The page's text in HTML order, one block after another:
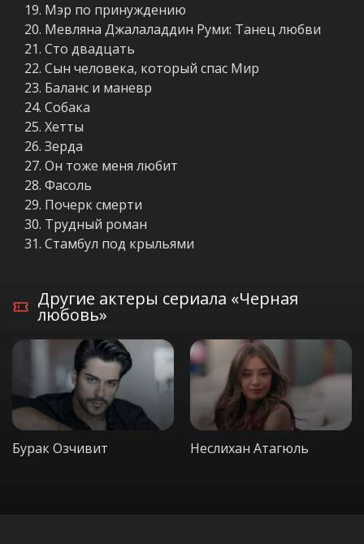
Мэр по принуждению
Мевляна Джалаладдин Руми: Танец любви
Сто двадцать
Сын человека, который спас Мир
Баланс и маневр
Собака
Хетты
Зерда
Он тоже меня любит
Фасоль
Почерк смерти
Трудный роман
Стамбул под крыльями
Другие актеры сериала «Черная
любовь»
Бурак Озчивит Неслихан Атагюль